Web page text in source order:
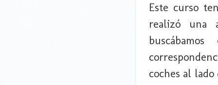
Este curso
realizó una
coches al